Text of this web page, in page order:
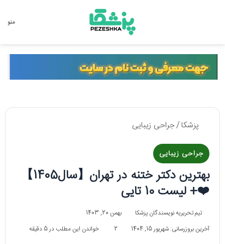
منو
پزشکا/جراحی زیبایی
جراحی زیبایی
بهترین دکتر ختنه در تهران【سال1405】
❤️+ لیست 10 تایی
تیم تحریریه نویسندگان پزشکا
بهمن 20, 1403
آخرین بروزرسانی: شهریور 15, 1404
2 خواندن این مطلب در 5 دقیقه